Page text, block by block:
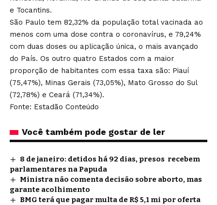
e Tocantins.
São Paulo tem 82,32% da população total vacinada ao
menos com uma dose contra o coronavírus, e 79,24%
com duas doses ou aplicação única, o mais avançado
do País. Os outro quatro Estados com a maior
proporção de habitantes com essa taxa são: Piauí
(75,47%), Minas Gerais (73,05%), Mato Grosso do Sul
(72,78%) e Ceará (71,34%).
Fonte: Estadão Conteúdo
Você também pode gostar de ler
8 de janeiro: detidos há 92 dias, presos recebem
parlamentares na Papuda
Ministra não comenta decisão sobre aborto, mas
garante acolhimento
BMG terá que pagar multa de R$ 5,1 mi por oferta